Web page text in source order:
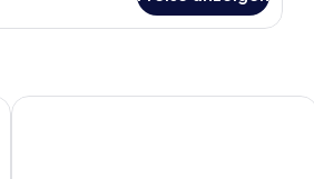
Canby Inn And Suites